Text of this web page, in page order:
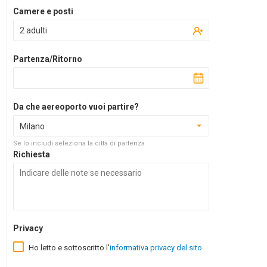
Camere e posti
2 adulti
Partenza/Ritorno
Da che aereoporto vuoi partire?
Milano
Se lo includi seleziona la città di partenza
Richiesta
Privacy
Ho letto e sottoscritto l'informativa privacy del sito